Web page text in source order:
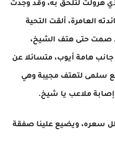
هرولت لتلحق به، وقد وجدت
العامرة، ألقت التحية
صمت حتى هتف الشيخ،
هامة أيوب، متسائلا عن
سلمى لتهتف مجيبة وهي
ملاعب يا شيخ.
سعره، ويضيع علينا صفقة